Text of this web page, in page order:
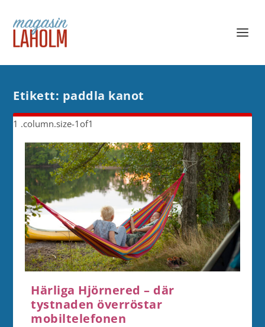
Etikett: paddla kanot
Härliga Hjörnered – där
tystnaden överröstar
mobiltelefonen